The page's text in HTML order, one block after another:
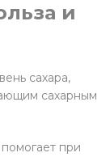
и
сахара,
сахарным
при